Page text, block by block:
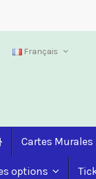
Français
Cartes
options